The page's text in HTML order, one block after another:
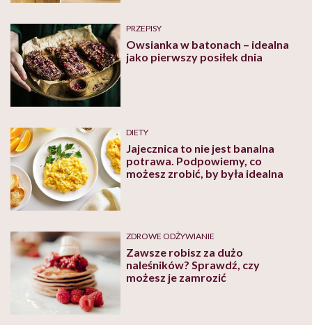
PRZEPISY
Owsianka w batonach – idealna
jako pierwszy posiłek dnia
DIETY
Jajecznica to nie jest banalna
potrawa. Podpowiemy, co
możesz zrobić, by była idealna
ZDROWE ODŻYWIANIE
Zawsze robisz za dużo
naleśników? Sprawdź, czy
możesz je zamrozić